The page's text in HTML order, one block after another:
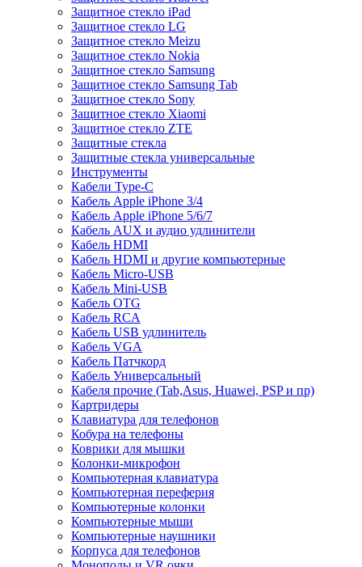
Защитное стекло iPad
Защитное стекло LG
Защитное стекло Meizu
Защитное стекло Nokia
Защитное стекло Samsung
Защитное стекло Samsung Tab
Защитное стекло Sony
Защитное стекло Xiaomi
Защитное стекло ZTE
Защитные стекла
Защитные стекла универсальные
Инструменты
Кабели Type-C
Кабель Apple iPhone 3/4
Кабель Apple iPhone 5/6/7
Кабель AUX и аудио удлинители
Кабель HDMI
Кабель HDMI и другие компьютерные
Кабель Micro-USB
Кабель Mini-USB
Кабель OTG
Кабель RCA
Кабель USB удлинитель
Кабель VGA
Кабель Патчкорд
Кабель Универсальный
Кабеля прочие (Tab,Asus, Huawei, PSP и пр)
Картридеры
Клавиатура для телефонов
Кобура на телефоны
Коврики для мышки
Колонки-микрофон
Компьютерная клавиатура
Компьютерная переферия
Компьютерные колонки
Компьютерные мыши
Компьютерные наушники
Корпуса для телефонов